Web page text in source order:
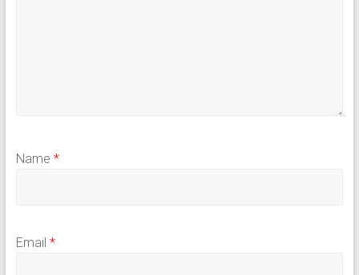
Name *
Email *